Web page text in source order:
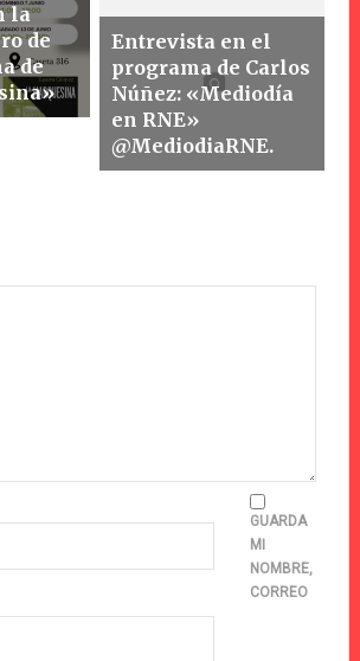
la
de
de
Entrevista en el
programa de Carlos
Núñez: «Mediodía
en RNE»
@MediodiaRNE.
GUARDA
MI
NOMBRE,
CORREO